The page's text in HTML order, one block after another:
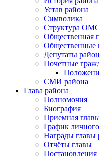
Устав района
Символика
Структура
Общественная
Общественные
Депутаты
Почетные
СМИ района
Глава района
Полномочия
Биография
Приемная
График
Награды главы
Отчёты главы
Постановления